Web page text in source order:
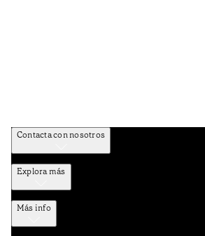
Contacta con nosotros
Explora más
Más info